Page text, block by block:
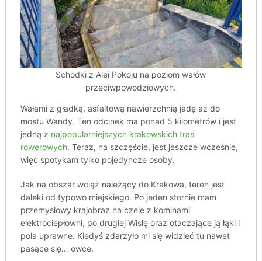
Schodki z Alei Pokoju na poziom wałów
przeciwpowodziowych.
Wałami z gładką, asfaltową nawierzchnią jadę aż do
mostu Wandy. Ten odcinek ma ponad 5 kilometrów i jest
jedną z najpopularniejszych krakowskich tras
rowerowych. Teraz, na szczęście, jest jeszcze wcześnie,
więc spotykam tylko pojedyncze osoby.
Jak na obszar wciąż należący do Krakowa, teren jest
daleki od typowo miejskiego. Po jeden stornie mam
przemysłowy krajobraz na czele z kominami
elektrociepłowni, po drugiej Wisłę oraz otaczające ją łąki i
pola uprawne. Kiedyś zdarzyło mi się widzieć tu nawet
pasące się… owce.